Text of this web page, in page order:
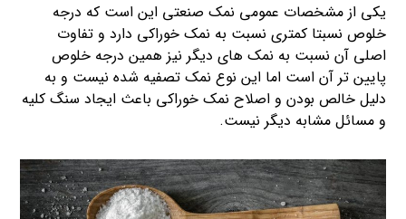
یکی از مشخصات عمومی نمک صنعتی این است که درجه
خلوص نسبتا کمتری نسبت به نمک خوراکی دارد و تفاوت
اصلی آن نسبت به نمک های دیگر نیز همین درجه خلوص
پایین تر آن است اما این نوع نمک تصفیه شده نیست و به
دلیل خالص بودن و اصلاح نمک خوراکی باعث ایجاد سنگ کلیه
و مسائل مشابه دیگر نیست.